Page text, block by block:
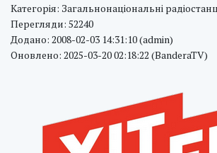
Категорія: Загальнонаціональні
Перегляди: 52240
Додано: 2008-02-03 14:31:10 (admin)
Оновлено: 2025-03-20 02:18:22 (BanderaTV)